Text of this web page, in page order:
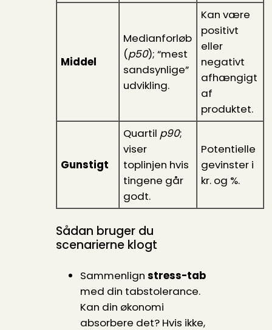
Middel
Medianforløb
(p50); “mest
sandsynlige”
udvikling.
Kan være
positivt
eller
negativt
afhængigt
af
produktet.
Gunstigt
Quartil p90;
viser
toplinjen hvis
tingene går
godt.
Potentielle
gevinster i
kr. og %.
Sådan bruger du
scenarierne klogt
Sammenlign stress-tab
med din tabs­tolerance.
Kan din økonomi
absorbere det? Hvis ikke,